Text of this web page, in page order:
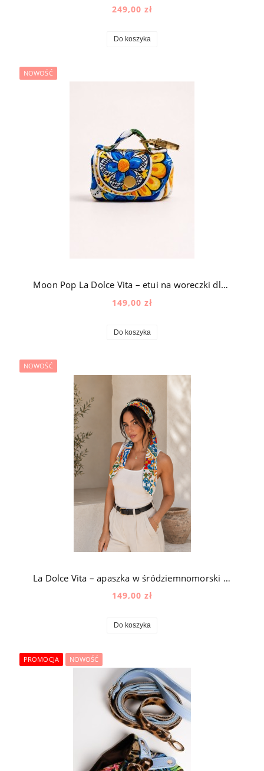
249,00 zł
Do koszyka
Moon Pop La Dolce Vita – etui na woreczki dla psa z okuciami pozłacanymi 24k złotem w śródziemnomorski wzór
149,00 zł
Do koszyka
NOWOŚĆ
La Dolce Vita – apaszka w śródziemnomorski wzór
149,00 zł
Do koszyka
NOWOŚĆ
PROMOCJA NOWOŚĆ